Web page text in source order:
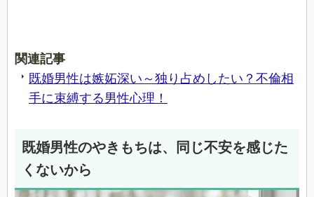
関連記事
既婚男性は嫉妬深い～独り占めしたい？不倫相
手に束縛する男性心理！
既婚男性のやきもちは、同じ不安を感じた
くないから